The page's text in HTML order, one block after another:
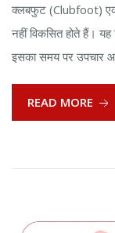
क्लबफुट (Clubfoot) एक
नहीं विकसित होते हैं।
इसका समय पर उपचार
READ MORE